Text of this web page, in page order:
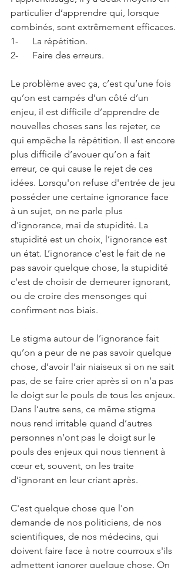
particulier d’apprendre qui, lorsque
combinés, sont extrêmement efficaces.
1-      La répétition.
2-      Faire des erreurs.
Le problème avec ça, c’est qu’une fois
qu’on est campés d’un côté d’un
enjeu, il est difficile d’apprendre de
nouvelles choses sans les rejeter, ce
qui empêche la répétition. Il est encore
plus difficile d’avouer qu’on a fait
erreur, ce qui cause le rejet de ces
idées. Lorsqu'on refuse d'entrée de jeu
posséder une certaine ignorance face
à un sujet, on ne parle plus
d'ignorance, mai de stupidité. La
stupidité est un choix, l’ignorance est
un état. L’ignorance c’est le fait de ne
pas savoir quelque chose, la stupidité
c’est de choisir de demeurer ignorant,
ou de croire des mensonges qui
confirment nos biais.
Le stigma autour de l’ignorance fait
qu’on a peur de ne pas savoir quelque
chose, d’avoir l’air niaiseux si on ne sait
pas, de se faire crier après si on n’a pas
le doigt sur le pouls de tous les enjeux.
Dans l’autre sens, ce même stigma
nous rend irritable quand d’autres
personnes n’ont pas le doigt sur le
pouls des enjeux qui nous tiennent à
cœur et, souvent, on les traite
d’ignorant en leur criant après.
C'est quelque chose que l'on
demande de nos politiciens, de nos
scientifiques, de nos médecins, qui
doivent faire face à notre courroux s'ils
admettent ignorer quelque chose. On